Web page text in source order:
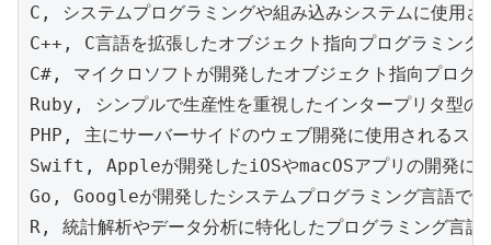
C, システムプログラミングや組み込みシステムに使用
C++, C言語を拡張したオブジェクト指向プログラミン
C#, マイクロソフトが開発したオブジェクト指向プロ
Ruby, シンプルで生産性を重視したインタープリタ型
PHP, 主にサーバーサイドのウェブ開発に使用されるス
Swift, Appleが開発したiOSやmacOSアプリの開発に
Go, Googleが開発したシステムプログラミング言語で
R, 統計解析やデータ分析に特化したプログラミング言